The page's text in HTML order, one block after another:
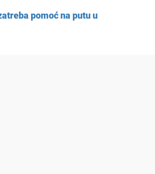
pomoć na putu u